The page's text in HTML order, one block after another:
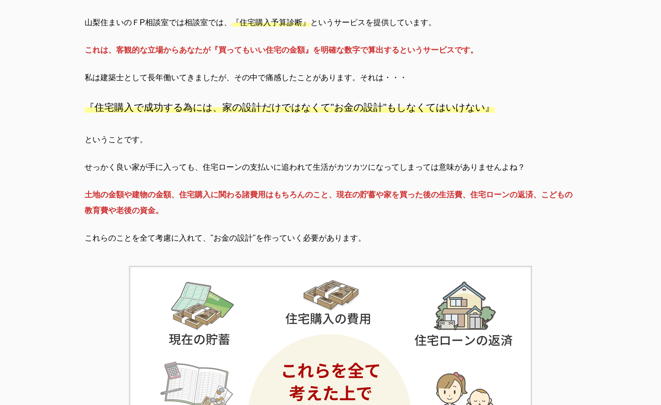
山梨住まいのＦP相談室では相談室では、 『住宅購入予算診断』というサービスを提供しています。
これは、客観的な立場からあなたが『買ってもいい住宅の金額』を明確な数字で算出するというサービスです。
私は建築士として長年働いてきましたが、その中で痛感したことがあります。それは・・・
『住宅購入で成功する為には、家の設計だけではなくて"お金の設計"もしなくてはいけない』
ということです。
せっかく良い家が手に入っても、住宅ローンの支払いに追われて生活がカツカツになってしまっては意味がありませんよね？
土地の金額や建物の金額、住宅購入に関わる諸費用はもちろんのこと、現在の貯蓄や家を買った後の生活費、住宅ローンの返済、こどもの
教育費や老後の資金。
これらのことを全て考慮に入れて、"お金の設計"を作っていく必要があります。